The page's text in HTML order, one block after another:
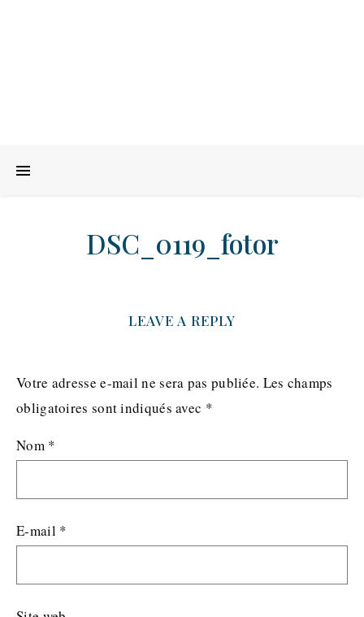
DSC_0119_fotor
LEAVE A REPLY
Votre adresse e-mail ne sera pas publiée. Les champs
obligatoires sont indiqués avec *
Nom *
E-mail *